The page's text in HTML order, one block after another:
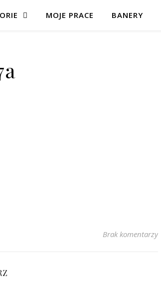
MOJE PRACE BANERY
Brak komentarzy